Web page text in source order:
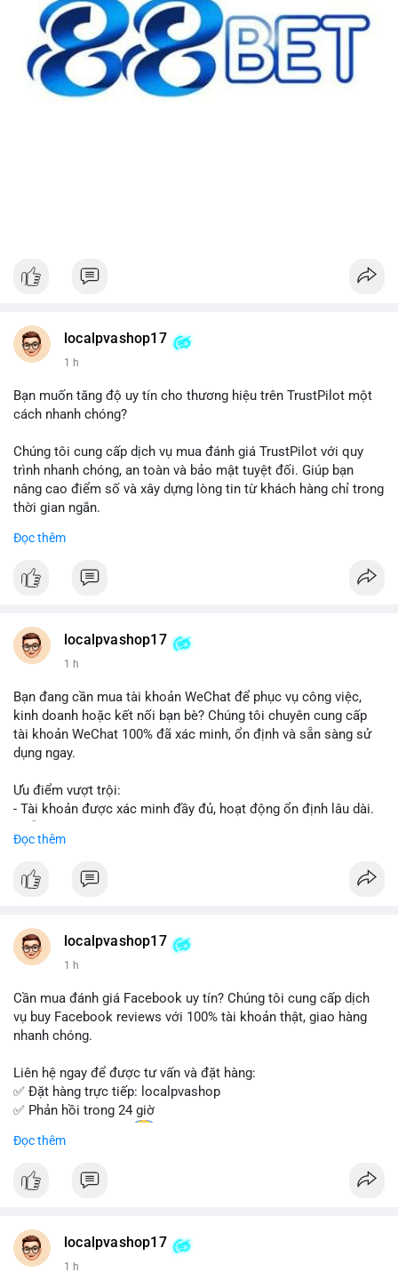
localpvashop17
1 h
Bạn muốn tăng độ uy tín cho thương hiệu trên TrustPilot một
cách nhanh chóng?
Chúng tôi cung cấp dịch vụ mua đánh giá TrustPilot với quy
trình nhanh chóng, an toàn và bảo mật tuyệt đối. Giúp bạn
nâng cao điểm số và xây dựng lòng tin từ khách hàng chỉ trong
thời gian ngắn.
Đặt hàng ngay hôm nay để nhận ưu đãi:
👉 Order tại: localpvashop
👉 Telegram: @localpvashop
👉 Email: localpvashop@gmail.com
Đừng bỏ lỡ cơ hội cải thiện danh tiếng trực tuyến của bạn một
cách hiệu quả!
Đọc thêm
localpvashop17
1 h
Bạn đang cần mua tài khoản WeChat để phục vụ công việc,
kinh doanh hoặc kết nối bạn bè? Chúng tôi chuyên cung cấp
tài khoản WeChat 100% đã xác minh, ổn định và sẵn sàng sử
dụng ngay.
Ưu điểm vượt trội:
- Tài khoản được xác minh đầy đủ, hoạt động ổn định lâu dài.
- Giao dịch an toàn, bảo mật thông tin.
Đặt hàng ngay hôm nay để nhận ưu đãi tốt nhất!
- WhatsApp: +1 (66
215-8938
- Telegram: @localpvashop
Đừng bỏ lỡ cơ hội sở hữu tài khoản WeChat chất lượng với giá
tốt. Liên hệ ngay!
Đọc thêm
localpvashop17
1 h
Cần mua đánh giá Facebook uy tín? Chúng tôi cung cấp dịch
vụ buy Facebook reviews với 100% tài khoản thật, giao hàng
nhanh chóng.
Liên hệ ngay để được tư vấn và đặt hàng:
✅ Đặt hàng trực tiếp: localpvashop
✅ Phản hồi trong 24 giờ
✅ WhatsApp: +1 (66
✅ Telegram: @localpvashop
✅ Email: localpvashop@gmail.com
Đọc thêm
localpvashop17
1 h